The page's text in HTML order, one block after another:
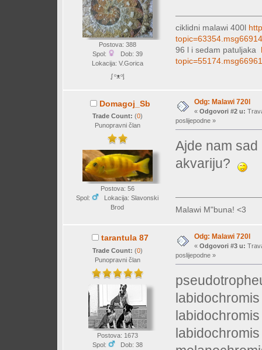
Postova: 388
Spol:
Dob: 39
Lokacija: V.Gorica
ᶘ ᵒᴥᵒᶅ
ciklidni malawi 400l
96 l i sedam patuljaka
Domagoj_Sb
Trade Count: (0)
Punopravni član
Postova: 56
Spol:
Lokacija: Slavonski
Brod
Odg: Malawi 720l
« Odgovori #2 u:
poslijepodne »
Ajde nam
akvariju?
Malawi M"buna! <3
tarantula 87
Trade Count: (0)
Punopravni član
Postova: 1673
Spol:
Dob: 38
Odg: Malawi 720l
« Odgovori #3 u:
poslijepodne »